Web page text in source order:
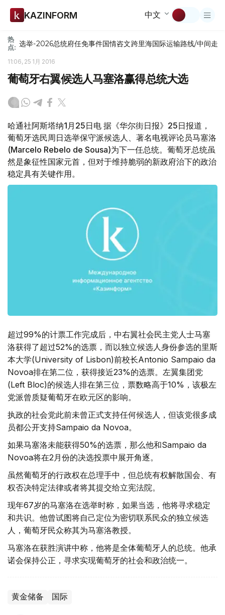
KAZINFORM 中文
热
点: 选举-2026总统府任免事件国情咨文跨里海国际运输路线/中间走廊
11:06, 25 1月 2016
葡萄牙右翼候选人马塞洛赢得总统大选
哈通社阿斯塔纳1月25日电 据《华尔街日报》25日报道，
葡萄牙选民周日选举保守派候选人、著名电视评论员马塞洛
(Marcelo Rebelo de Sousa)为下一任总统。葡萄牙总统虽
然是象征性国家元首，但对于维持脆弱的新政府治下的政治
稳定具有关键作用。
超过99%的计票工作完成后，中右翼社会民主党人士马塞
洛获得了超过52%的选票，而以独立候选人身份参选的里斯
本大学(University of Lisbon)前校长Antonio Sampaio da
Novoa排在第二位，获得接近23%的选票。左翼集团党
(Left Bloc)的候选人排在第三位，票数略高于10%，该极左
党派曾质疑葡萄牙在欧元区的影响。
执政的社会党此前未曾正式支持任何候选人，但该党很多成
员都公开支持Sampaio da Novoa。
如果马塞洛未能获得50%的选票，那么他和Sampaio da
Novoa将在2月份的决选投票中展开角逐。
虽然葡萄牙的行政权在总理手中，但总统有权解散国会、有
权否决特定法律或者将其提交给立宪法院。
现年67岁的马塞洛在选举时称，如果当选，他将寻求稳定
和共识。他曾试图将自己定位为密切联系民众的独立候选
人，葡萄牙民众称其为马塞洛教授。
马塞洛在获胜演讲中称，他将是全体葡萄牙人的总统。他承
诺会保持公正，寻求实现葡萄牙的社会和政治统一。
黄金储备 国际